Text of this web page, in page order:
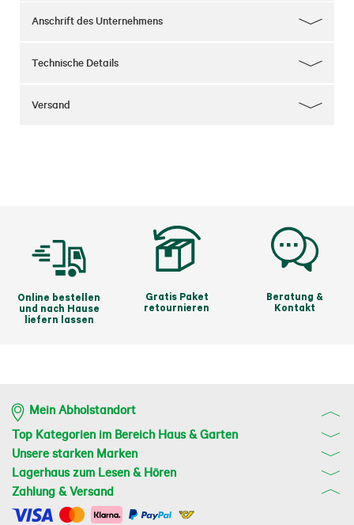
Anschrift des Unternehmens
Technische Details
Versand
Online bestellen
und nach Hause
liefern lassen
Gratis Paket
retournieren
Beratung &
Kontakt
Mein Abholstandort
Top Kategorien im Bereich Haus & Garten
Unsere starken Marken
Lagerhaus zum Lesen & Hören
Zahlung & Versand